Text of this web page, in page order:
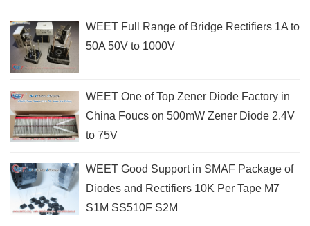
WEET Full Range of Bridge Rectifiers 1A to
50A 50V to 1000V
WEET One of Top Zener Diode Factory in
China Foucs on 500mW Zener Diode 2.4V
to 75V
WEET Good Support in SMAF Package of
Diodes and Rectifiers 10K Per Tape M7
S1M SS510F S2M